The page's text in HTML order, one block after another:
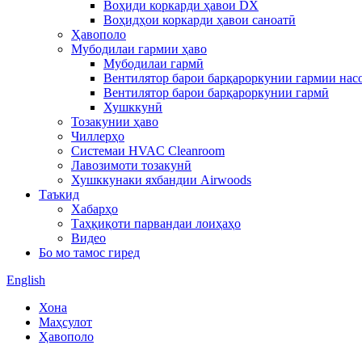
Воҳиди коркарди ҳавои DX
Воҳидҳои коркарди ҳавои саноатӣ
Ҳавополо
Мубодилаи гармии ҳаво
Мубодилаи гармӣ
Вентилятор барои барқароркунии гармии
Вентилятор барои барқароркунии гармӣ
Хушккунӣ
Тозакунии ҳаво
Чиллерҳо
Системаи HVAC Cleanroom
Лавозимоти тозакунӣ
Хушккунаки яхбандии Airwoods
Таъкид
Хабарҳо
Таҳқиқоти парвандаи лоиҳаҳо
Видео
Бо мо тамос гиред
English
Хона
Маҳсулот
Ҳавополо